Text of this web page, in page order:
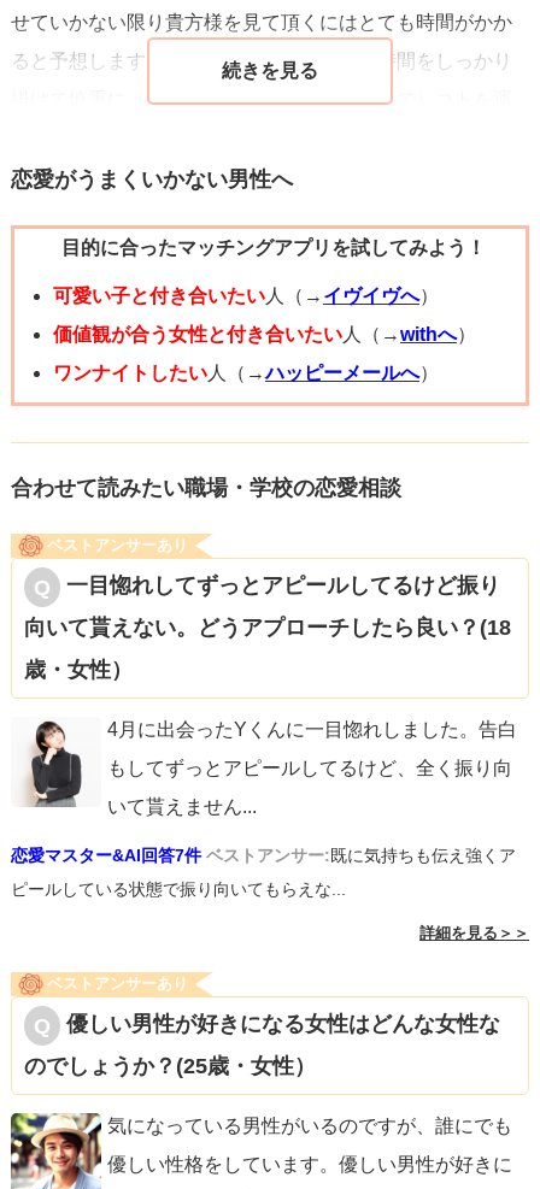
せていかない限り貴方様を見て頂くにはとても時間がかか
ると予想します。急いで何かを生むよりは時間をしっかり
掛けて慎重に（同じ職場だと想定しているので）コトを運
ず、焦らず相手を分析することから初めてみては如何でし
恋愛がうまくいかない男性へ
目的に合ったマッチングアプリを試してみよう！
可愛い子と付き合いたい人（→ イヴイヴへ）
価値観が合う女性と付き合いたい人（→withへ）
ワンナイトしたい人（→ハッピーメールへ）
合わせて読みたい職場・学校の恋愛相談
ベストアンサーあり
一目惚れしてずっとアピールしてるけど振り
向いて貰えない。どうアプローチしたら良い？(18
歳・女性）
4月に出会ったYくんに一目惚れしました。告白
もしてずっとアピールしてるけど、全く振り向
いて貰えません...
恋愛マスター&AI回答7件 ベストアンサー:既に気持ちも伝え強くア
ピールしている状態で振り向いてもらえな...
詳細を見る＞＞
ベストアンサーあり
優しい男性が好きになる女性はどんな女性な
のでしょうか？(25歳・女性）
気になっている男性がいるのですが、誰にでも
優しい性格をしています。優しい男性が好きに